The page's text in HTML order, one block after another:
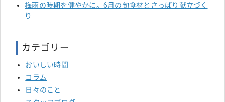
梅雨の時期を健やかに。6月の旬食材とさっぱり献立づく
り
カテゴリー
おいしい時間
コラム
日々のこと